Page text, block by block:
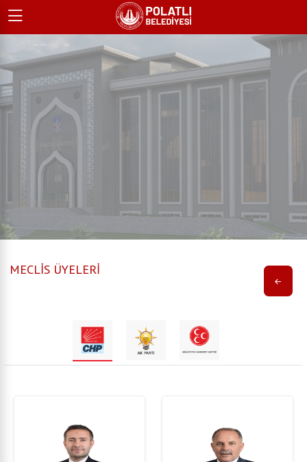
MECLİS ÜYELERİ